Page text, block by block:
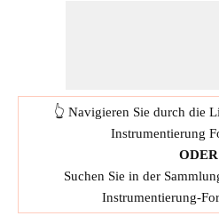
👆 Navigieren Sie durch die
Instrumentierung
ODER
Suchen Sie in der
Instrumentierung-